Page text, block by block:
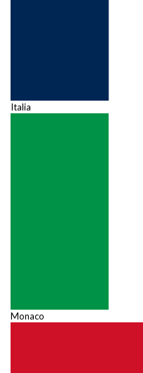
Italia
Monaco